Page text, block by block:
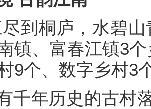
尽到桐庐，水碧
镇、富春江镇3
9个、数字乡村3
千年历史的古村